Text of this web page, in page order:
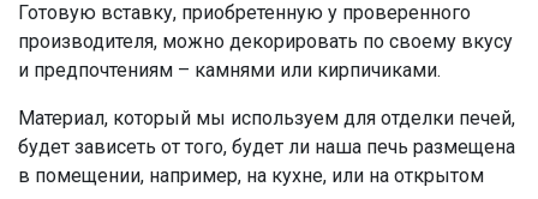
Готовую вставку, приобретенную у проверенного
производителя, можно декорировать по своему вкусу
и предпочтениям – камнями или кирпичиками.
Материал, который мы используем для отделки печей,
будет зависеть от того, будет ли наша печь размещена
в помещении, например, на кухне, или на открытом